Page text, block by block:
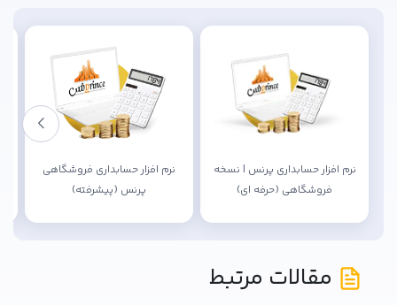
نرم افزار حسابداری پرنس | نسخه
فروشگاهی (حرفه ای)
نرم افزار حسابداری فروشگاهی
پرنس (پیشرفته)
مقالات مرتبط